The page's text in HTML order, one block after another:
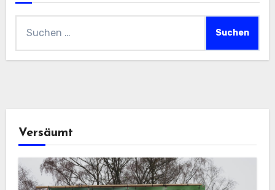
nach:
Versäumt